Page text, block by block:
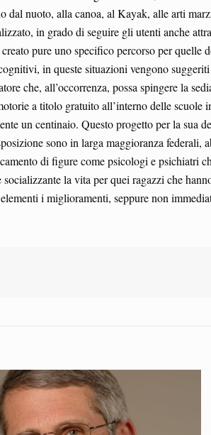
nuoto, alla canoa, al Kayak, alle arti
in grado di seguire gli utenti anche
pure uno specifico percorso per
in queste situazioni vengono
che, all’occorrenza, possa spingere la
a titolo gratuito all’interno delle
un centinaio. Questo progetto per la sua
sono in larga maggioranza
di figure come psicologi e psichiatri
la vita per quei ragazzi che
i miglioramenti, seppure non